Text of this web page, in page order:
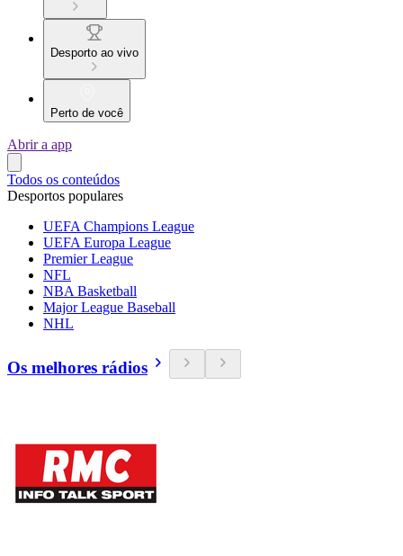
Desporto ao vivo
Perto de você
Abrir a app
Todos os conteúdos
Desportos populares
UEFA Champions League
UEFA Europa League
Premier League
NFL
NBA Basketball
Major League Baseball
NHL
Os melhores rádios